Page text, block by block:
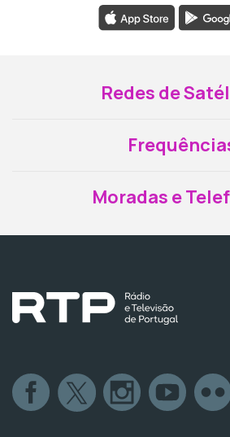
Redes de
Moradas e